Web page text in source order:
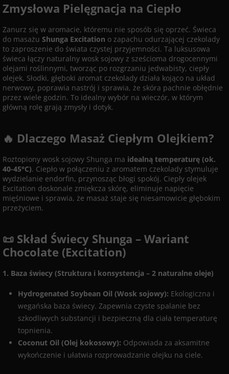
Zmysłowa Pielęgnacja na Ciepło
Zanurz się w aromacie, któremu nie sposób się oprzeć. Świeca
do masażu Shunga Excitation o zapachu odurzającej czekolady
to zaproszenie do świata czystej przyjemności. Ta luksusowa
świeca łączy naturalny wosk sojowy z sześcioma drogocennymi
olejami roślinnymi, tworząc po rozgrzaniu jedwabisty, ciepły
olejek. Słodki, głęboki aromat czekolady działa kojąco na układ
nerwowy, poprawia nastrój i sprawia, że skóra pachnie obłędnie
przez wiele godzin. To idealny wybór na wieczór, w którym
główną rolę grają zmysły i dotyk.
🔥 Dlaczego Masaż Ciepłym Olejkiem?
Roztopiony wosk sojowy Shunga ma idealną temperaturę (ok.
40-45°C). Ciepło w połączeniu z aromatem czekolady stymuluje
wydzielanie endorfin, przynosząc błogi spokój. Ciepły olejek
Excitation doskonale zmiękcza skórę, eliminuje napięcie
mięśniowe i sprawia, że masaż staje się niesamowicie głębokim
przeżyciem.
📜 Skład Świecy Shunga – Wariant
Chocolate (Excitation)
1. Baza świecy (Struktura i konsystencja – 2 naturalne oleje)
Hydrogenated Soybean Oil (Wosk sojowy): Ekologiczna i
wegańska baza świecy. Zapewnia czyste spalanie bez
szkodliwych substancji i bezpieczną dla ciała temperaturę
topnienia.
Coconut Oil (Olej kokosowy): Odpowiada za aksamitne
wykończenie i ułatwia rozprowadzanie olejku na ciele.